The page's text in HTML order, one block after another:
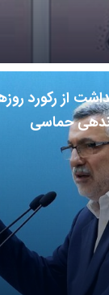
از رکورد
حماسی